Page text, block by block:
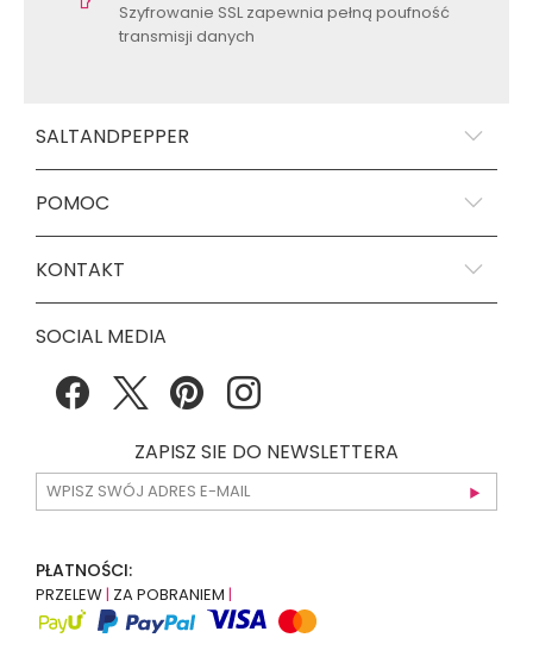
Szyfrowanie SSL zapewnia pełną poufność
transmisji danych
SALTANDPEPPER
POMOC
KONTAKT
SOCIAL MEDIA
ZAPISZ SIE DO NEWSLETTERA
PŁATNOŚCI:
PRZELEW | ZA POBRANIEM |